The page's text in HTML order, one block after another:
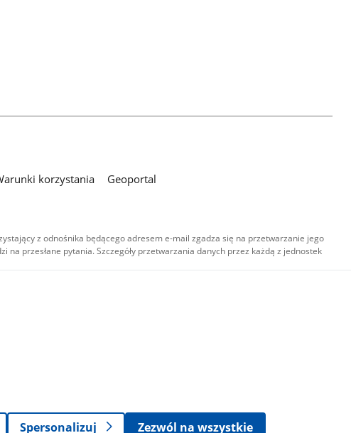
korzystania
Geoportal
z odnośnika będącego adresem e-mail zgadza się na przetwarzanie jego
przesłane pytania. Szczegóły przetwarzania danych przez każdą z jednostek
wideo,
-
Spersonalizuj Zezwól na wszystkie